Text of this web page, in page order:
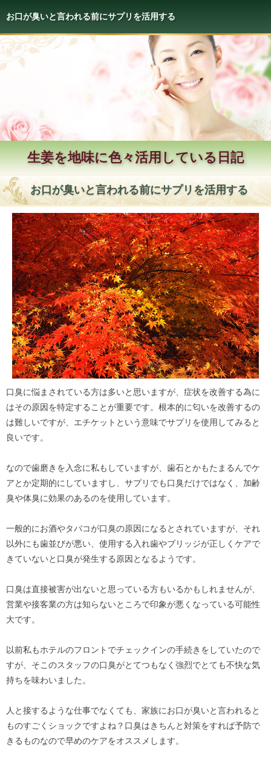
お口が臭いと言われる前にサプリを活用する
生姜を地味に色々活用している日記
お口が臭いと言われる前にサプリを活用する
口臭に悩まされている方は多いと思いますが、症状を改善する為に
はその原因を特定することが重要です。根本的に匂いを改善するの
は難しいですが、エチケットという意味でサプリを使用してみると
良いです。
なので歯磨きを入念に私もしていますが、歯石とかもたまるんでケ
アとか定期的にしていますし、サプリでも口臭だけではなく、加齢
臭や体臭に効果のあるのを使用しています。
一般的にお酒やタバコが口臭の原因になるとされていますが、それ
以外にも歯並びが悪い、使用する入れ歯やブリッジが正しくケアで
きていないと口臭が発生する原因となるようです。
口臭は直接被害が出ないと思っている方もいるかもしれませんが、
営業や接客業の方は知らないところで印象が悪くなっている可能性
大です。
以前私もホテルのフロントでチェックインの手続きをしていたので
すが、そこのスタッフの口臭がとてつもなく強烈でとても不快な気
持ちを味わいました。
人と接するような仕事でなくても、家族にお口が臭いと言われると
ものすごくショックですよね？口臭はきちんと対策をすれば予防で
きるものなので早めのケアをオススメします。